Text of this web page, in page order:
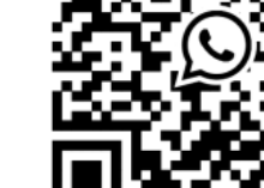
- Lucca, Scuola
Castruccio
murales in
dal Liceo
ore 18 - Fiano
- Messa in
da mons.